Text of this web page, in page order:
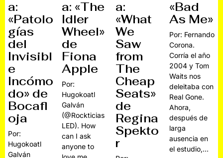
a:
«Patolo
gías
del
Invisibl
e
Incómo
do» de
Bocafl
oja
Por:
Hugokoatl
Galván
a: «The
Idler
Wheel»
de
Fiona
Apple
Por:
Hugokoatl
Galván
(@Rockticias
LED). How
can I ask
anyone to
a:
«What
We
Saw
from
The
Cheap
Seats»
de
Regina
Spekto
r
«Bad
As Me»
Por: Fernando
Corona.
Corría el año
2004 y Tom
Waits nos
deleitaba con
Real Gone.
Ahora,
después de
larga
ausencia en
el estudio,…